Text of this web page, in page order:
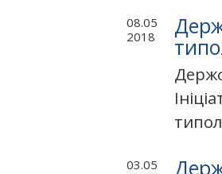
08.05
2018
03.05